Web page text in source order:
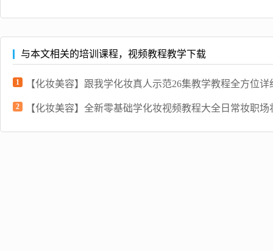
与本文相关的培训课程，视频教程教学下载
1 【化妆美容】跟我学化妆真人示范26集教学教程全方位
2 【化妆美容】全新零基础学化妆视频教程大全日常妆职场